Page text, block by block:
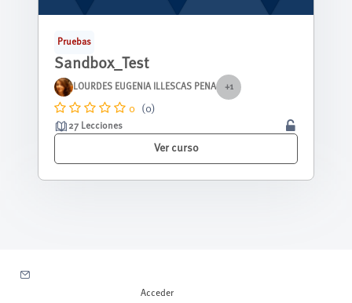
Pruebas
Sandbox_Test
LOURDES EUGENIA ILLESCAS PENA +1
0 (0)
27 Lecciones
Ver curso
Acceder